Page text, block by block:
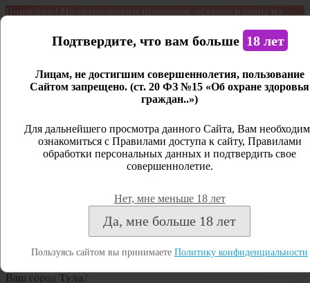
Внимание! По техническим причинам, остатки и цены на
является демонстрационным. Дистанционная продажа не
Открыть сайдбар
Личный кабинет
Закрыть
Посмотреть все результаты
Ваш город Тула ?
Подтвердите, что вам больше 18 лет
Лицам, не достигшим совершеннолетия, пользование
Сайтом запрещено. (ст. 20 ФЗ №15 «Об охране здоровья
граждан..»)
Для дальнейшего просмотра данного Сайта, Вам
ознакомиться с Правилами доступа к сайту, Правилами
обработки персональных данных и подтвердить свое
совершеннолетие.
Нет, мне меньше 18 лет
Да, мне больше 18 лет
Пользуясь сайтом вы принимаете Политику конфиденциальности